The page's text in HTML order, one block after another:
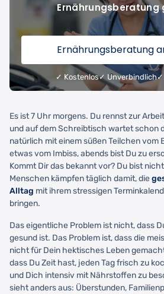
Ernährungsberatung
Ernährungsberatung
✓ Kostenlos✓ Unverbindlich✓
Es ist 7 Uhr morgens. Du rennst zur
und auf dem Schreibtisch wartet schon
natürlich mit einem süßen Teilchen vom
etwas vom Imbiss, abends bist Du zu
Kommt Dir das bekannt vor? Du bist
Menschen kämpfen täglich damit, die
Alltag mit ihrem stressigen
bringen.
Das eigentliche Problem ist nicht, dass
gesund ist. Das Problem ist, dass die
nicht für Dein hektisches Leben
dass Du Zeit hast, jeden Tag frisch zu
und Dich intensiv mit Nährstoffen zu
sieht anders aus: Überstunden,